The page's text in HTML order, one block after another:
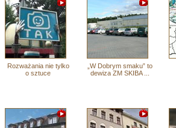
Rozważania nie tylko
o sztuce
„W Dobrym smaku” to
dewiza ZM SKIBA ...